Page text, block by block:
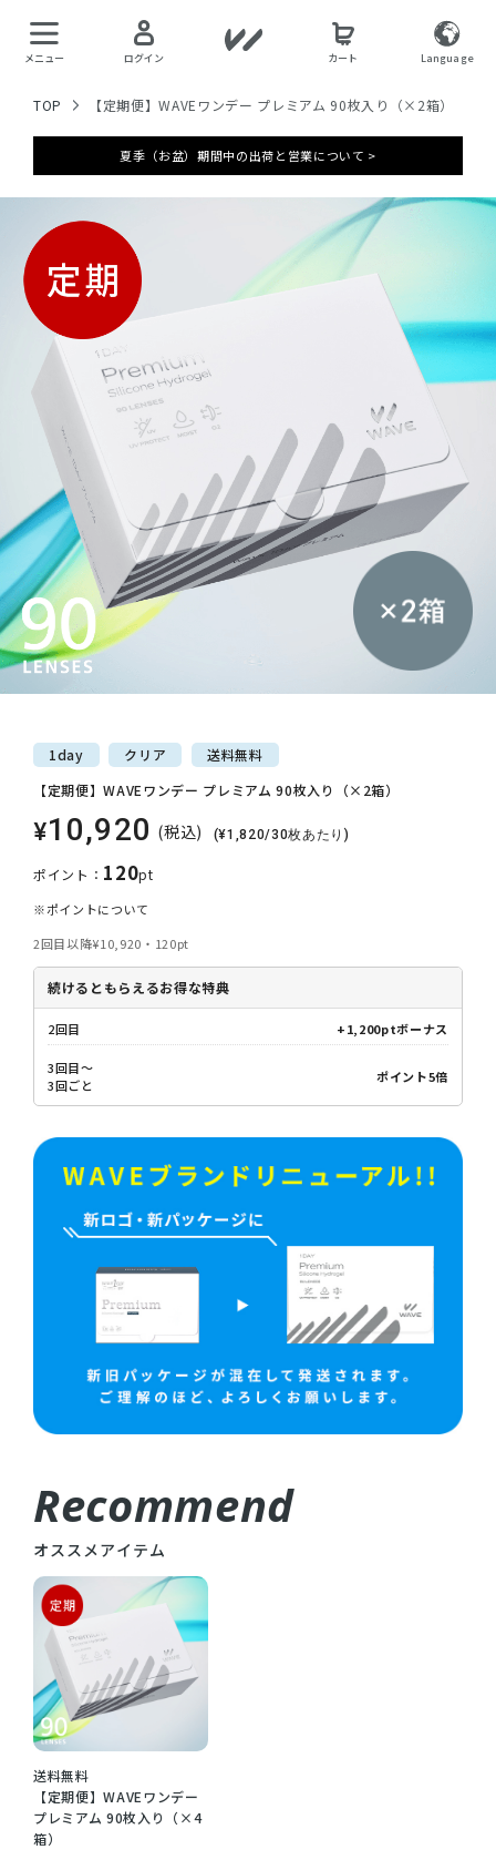
メニュー ログイン カート Language
TOP 【定期便】WAVEワンデー プレミアム 90枚入り（×2箱）
夏季（お盆）期間中の出荷と営業について >
1day クリア 送料無料
【定期便】WAVEワンデー プレミアム 90枚入り（×2箱）
¥10,920 (税込) (¥1,820/30枚あたり)
ポイント： 120pt
※ポイントについて
2回目以降¥10,920・120pt
続けるともらえるお得な特典
2回目 +1,200ptボーナス
3回目～
3回ごと
ポイント5倍
Recommend
オススメアイテム
送料無料
【定期便】WAVEワンデー
プレミアム 90枚入り（×4
箱）